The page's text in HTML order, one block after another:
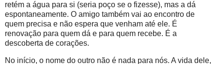
retém a água para si (seria poço se o fizesse), mas a dá
espontaneamente. O amigo também vai ao encontro de
quem precisa e não espera que venham até ele. É
renovação para quem dá e para quem recebe. É a
descoberta de corações.
No início, o nome do outro não é nada para nós. A vida dele,